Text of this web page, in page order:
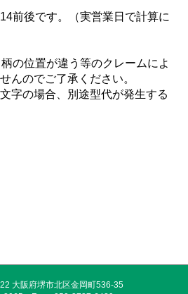
前後です。（実営業日で計算に
の位置が違う等のクレームによ
んのでご了承ください。
字の場合、別途型代が発生する
大阪府堺市北区金岡町536-35